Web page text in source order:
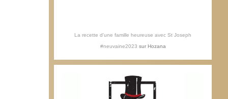
La recette d'une famille heureuse avec St Joseph
#neuvaine2023 sur Hozana